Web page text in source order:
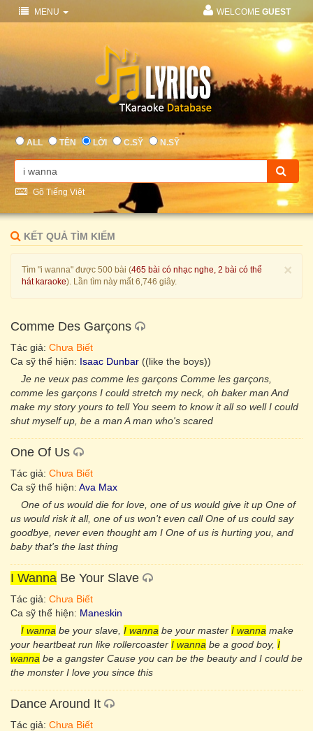
MENU WELCOME GUEST
ALL TÊN LỜI C.SỸ N.SỸ
Gõ Tiếng Việt
KẾT QUẢ TÌM KIẾM
×
Tìm "i wanna" được 500 bài (465 bài có nhạc nghe, 2 bài có thể
hát karaoke). Lần tìm này mất 6,746 giây.
Comme Des Garçons
Tác giả: Chưa Biết
Ca sỹ thể hiện: Isaac Dunbar ((like the boys))
Je ne veux pas comme les garçons Comme les garçons,
comme les garçons I could stretch my neck, oh baker man And
make my story yours to tell You seem to know it all so well I could
shut myself up, be a man A man who's scared
One Of Us
Tác giả: Chưa Biết
Ca sỹ thể hiện: Ava Max
One of us would die for love, one of us would give it up One of
us would risk it all, one of us won't even call One of us could say
goodbye, never even thought am I One of us is hurting you, and
baby that's the last thing
I Wanna Be Your Slave
Tác giả: Chưa Biết
Ca sỹ thể hiện: Maneskin
I wanna be your slave, I wanna be your master I wanna make
your heartbeat run like rollercoaster I wanna be a good boy, I
wanna be a gangster Cause you can be the beauty and I could be
the monster I love you since this
Dance Around It
Tác giả: Chưa Biết